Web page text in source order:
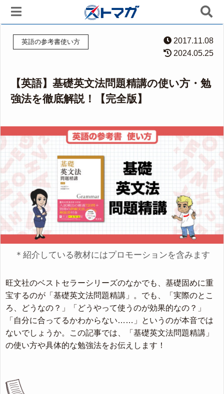
英語の参考書使い方
2017.11.08
2024.05.25
【英語】基礎英文法問題精講の使い方・勉
強法を徹底解説！【完全版】
＊紹介している教材にはプロモーションを含みます
旺文社のベストセラーシリーズのなかでも、基礎固めに重
宝するのが「基礎英文法問題精講」。でも、「実際のとこ
ろ、どうなの？」「どうやって使うのが効果的なの？」
「自分に合ってるかわからない……」というのが本音では
ないでしょうか。この記事では、「基礎英文法問題精講」
の使い方や具体的な勉強法をお伝えします！